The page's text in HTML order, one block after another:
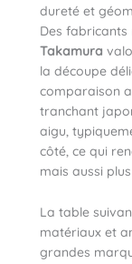
dureté et
Des
Takamura
la découpe
comparaison
tranchant
aigu,
côté, ce qui
mais aussi
La table
matériaux et
grandes